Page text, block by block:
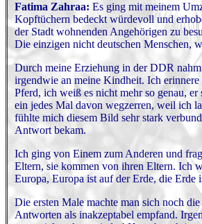
Fatima Zahraa: Es ging mit meinem
Kopftüchern bedeckt würdevoll und
der Stadt wohnenden Angehörigen zu
Die einzigen nicht deutschen Menschen,
Durch meine Erziehung in der DDR
irgendwie an meine Kindheit. Ich
Pferd, ich weiß es nicht mehr so genau,
ein jedes Mal davon wegzerren, weil ich
fühlte mich diesem Bild sehr stark
Antwort bekam.
Ich ging von Einem zum Anderen und
Eltern, sie kommen von ihren Eltern. Ich
Europa, Europa ist auf der Erde, die
Die ersten Male machte man sich noch
Antworten als inakzeptabel empfand.